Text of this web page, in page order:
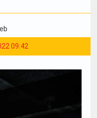
09:42